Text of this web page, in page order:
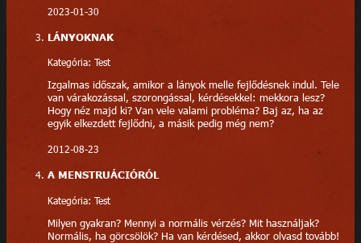
2023-01-30
LÁNYOKNAK
Kategória: Test
Izgalmas időszak, amikor a lányok melle fejlődésnek indul. Tele
van várakozással, szorongással, kérdésekkel: mekkora lesz?
Hogy néz majd ki? Van vele valami probléma? Baj az, ha az
egyik elkezdett fejlődni, a másik pedig még nem?
2012-08-23
A MENSTRUÁCIÓRÓL
Kategória: Test
Milyen gyakran? Mennyi a normális vérzés? Mit használjak?
Normális, ha görcsölök? Ha van kérdésed, akkor olvasd tovább!